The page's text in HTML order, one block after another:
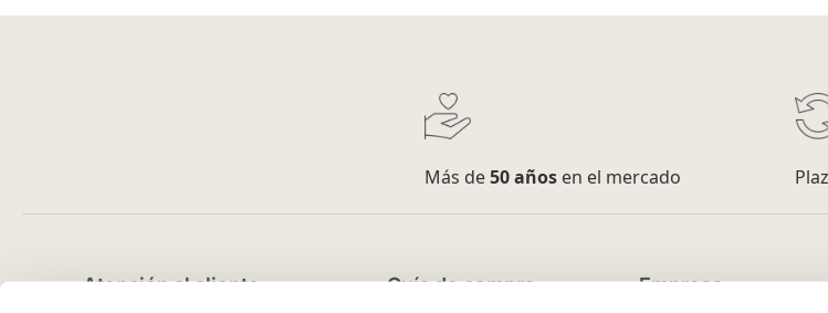
Más de50 añosen el mercado
Atención al cliente Guía de compra Empresa